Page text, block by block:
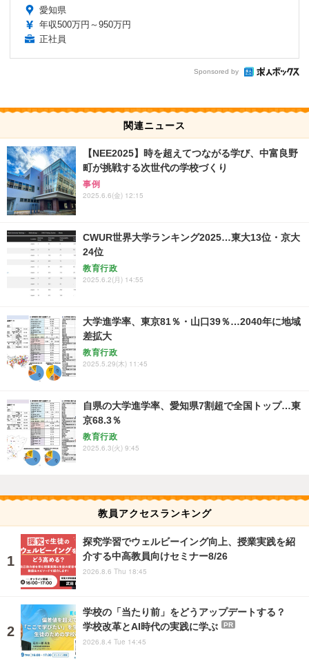
愛知県
年収500万円～950万円
正社員
Sponsored by
関連ニュース
【NEE2025】時を超えてつながる学び、中富良野
町が挑戦する次世代の学校づくり
事例
2025.6.6(金) 12:15
CWUR世界大学ランキング2025…東大13位・京大
24位
教育行政
2025.6.2(月) 14:55
大学進学率、東京81％・山口39％…2040年に地域
差拡大
教育行政
2025.5.29(木) 11:45
自県の大学進学率、愛知県7割超で全国トップ…東
京68.3％
教育行政
2025.6.3(火) 9:45
教員アクセスランキング
探究学習でウェルビーイング向上、授業実践を紹
介する中高教員向けセミナー8/26
2026.8.6 Thu 18:45
学校の「当たり前」をどうアップデートする？
学校改革とAI時代の実践に学ぶ
PR
2026.8.4 Tue 14:45